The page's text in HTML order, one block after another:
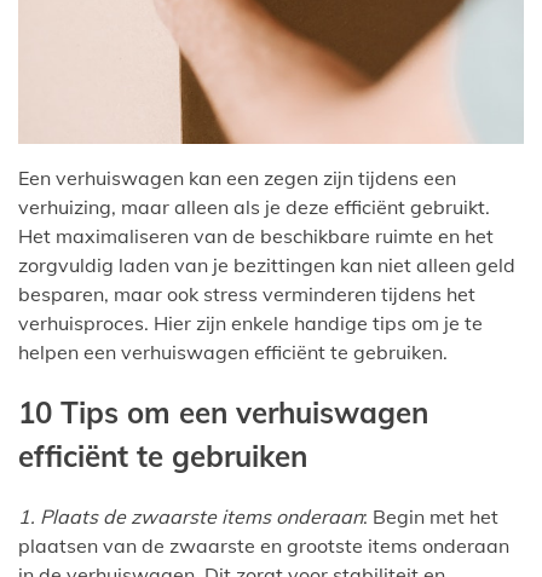
Een verhuiswagen kan een zegen zijn tijdens een
verhuizing, maar alleen als je deze efficiënt gebruikt.
Het maximaliseren van de beschikbare ruimte en het
zorgvuldig laden van je bezittingen kan niet alleen geld
besparen, maar ook stress verminderen tijdens het
verhuisproces. Hier zijn enkele handige tips om je te
helpen een verhuiswagen efficiënt te gebruiken.
10 Tips om een verhuiswagen
efficiënt te gebruiken
1. Plaats de zwaarste items onderaan: Begin met het
plaatsen van de zwaarste en grootste items onderaan